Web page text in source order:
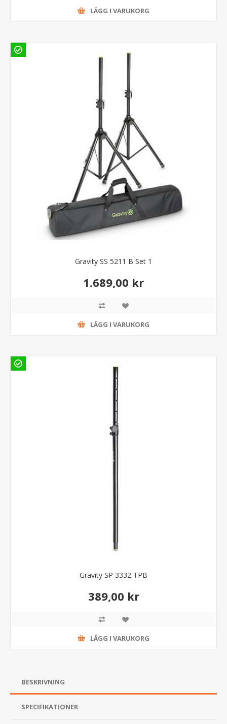
LÄGG I VARUKORG
Gravity SS 5211 B Set 1
1.689,00 kr
LÄGG I VARUKORG
Gravity SP 3332 TPB
389,00 kr
LÄGG I VARUKORG
BESKRIVNING
SPECIFIKATIONER